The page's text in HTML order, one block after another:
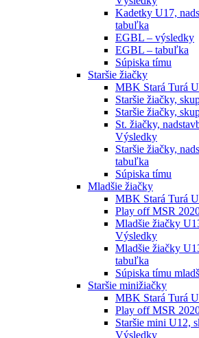
Kadetky U17,
tabuľka
EGBL – výsledky
EGBL – tabuľka
Súpiska tímu
Staršie žiačky
MBK Stará Turá
Staršie žiačky,
Staršie žiačky,
St. žiačky,
Výsledky
Staršie žiačky,
tabuľka
Súpiska tímu
Mladšie žiačky
MBK Stará Turá
Play off MSR
Mladšie žiačky
Výsledky
Mladšie žiačky
tabuľka
Súpiska tímu
Staršie minižiačky
MBK Stará Turá
Play off MSR
Staršie mini U12,
Výsledky